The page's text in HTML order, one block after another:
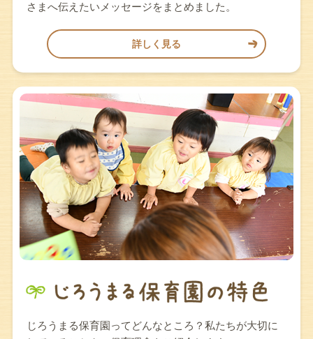
さまへ伝えたいメッセージをまとめました。
詳しく見る
じろうまる保育園ってどんなところ？私たちが大切に